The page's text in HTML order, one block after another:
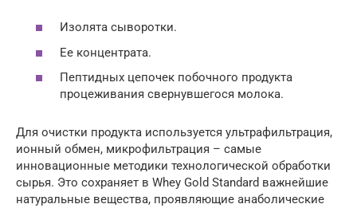
Изолята сыворотки.
Ее концентрата.
Пептидных цепочек побочного продукта
процеживания свернувшегося молока.
Для очистки продукта используется ультрафильтрация,
ионный обмен, микрофильтрация – самые
инновационные методики технологической обработки
сырья. Это сохраняет в Whey Gold Standard важнейшие
натуральные вещества, проявляющие анаболические